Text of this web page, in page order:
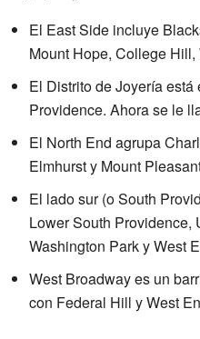
El East Side incluye
Mount Hope, College
El Distrito de Joyería está
Providence. Ahora se le
El North End agrupa
Elmhurst y Mount
El lado sur (o South
Lower South Providence,
Washington Park y West
West Broadway es un
con Federal Hill y West